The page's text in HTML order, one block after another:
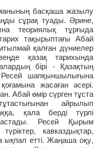
басқаша жазылу
сұрақ туады. Әрине,
теориялық тұрғыда
тақырыптағы Абай
қалған дүниелер
қазақ тарихында
бірі - Қазақтың
шапқыншылығына
жасаған әсері.
Абай өмір сүрген тұста
айрылып
қала берді түрлі
Ресей Қырым
кавказдықтар,
ықпал етті. Жаңаша оқу,